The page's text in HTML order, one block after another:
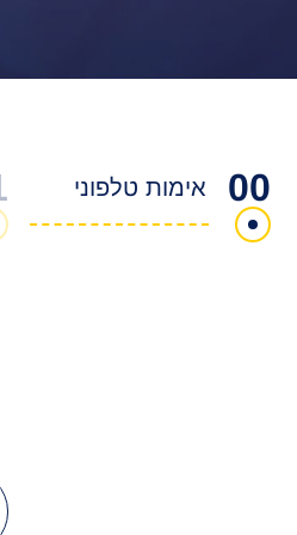
00 אימות טלפוני